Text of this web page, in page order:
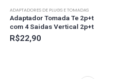
ADAPTADORES DE PLUGS E TOMADAS
Adaptador Tomada Te 2p+t
com 4 Saidas Vertical 2p+t
R$22,90